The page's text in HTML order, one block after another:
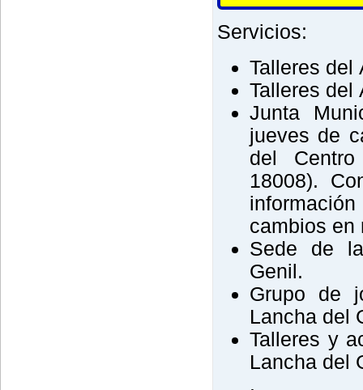
Servicios:
Talleres del
Talleres del
Junta
jueves de
del
18008).
cambios en
Sede de
Genil.
Grupo de
Lancha del
Talleres y
Lancha del
.